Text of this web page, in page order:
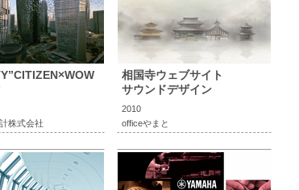
株式会社
相国寺ウェブサイト
サウンドデザイン
2010
officeやまと